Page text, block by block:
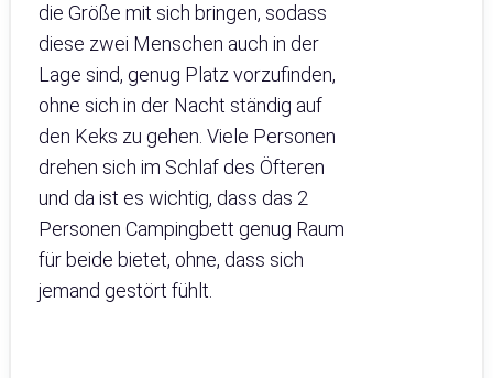
die Größe mit sich bringen, sodass
diese zwei Menschen auch in der
Lage sind, genug Platz vorzufinden,
ohne sich in der Nacht ständig auf
den Keks zu gehen. Viele Personen
drehen sich im Schlaf des Öfteren
und da ist es wichtig, dass das 2
Personen Campingbett genug Raum
für beide bietet, ohne, dass sich
jemand gestört fühlt.